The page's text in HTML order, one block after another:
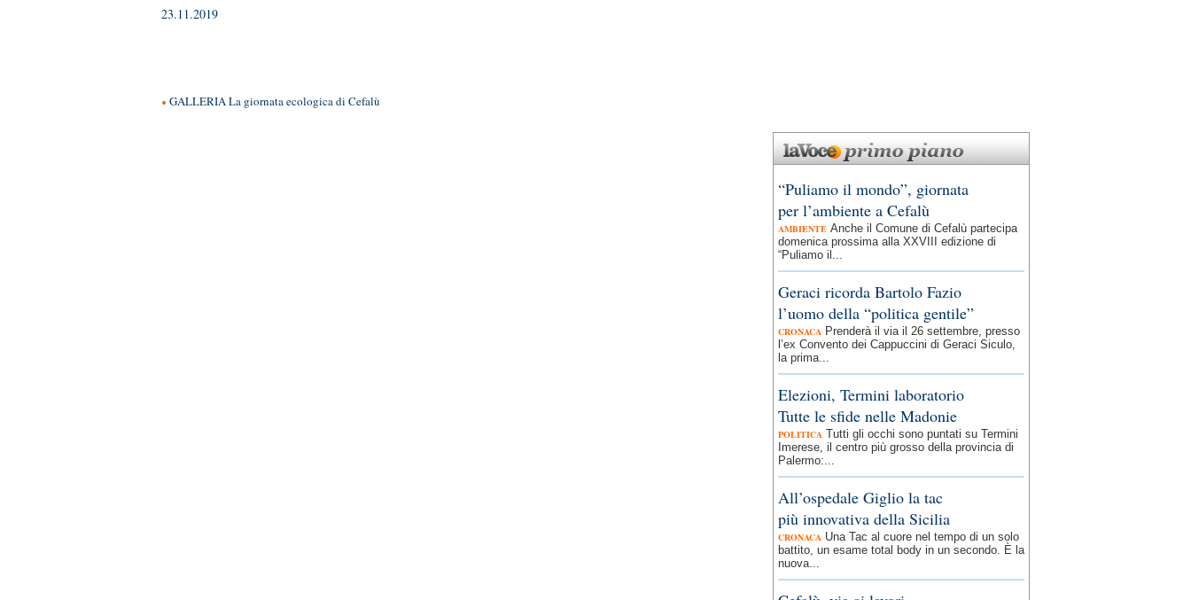
23.11.2019
GALLERIA La giornata ecologica di Cefalù
“Puliamo il mondo”, giornata
per l’ambiente a Cefalù
AMBIENTE Anche il Comune di Cefalù partecipa
domenica prossima alla XXVIII edizione di
“Puliamo il...
Geraci ricorda Bartolo Fazio
l’uomo della “politica gentile”
CRONACA Prenderà il via il 26 settembre, presso
l’ex Convento dei Cappuccini di Geraci Siculo,
la prima...
Elezioni, Termini laboratorio
Tutte le sfide nelle Madonie
POLITICA Tutti gli occhi sono puntati su Termini
Imerese, il centro più grosso della provincia di
Palermo:...
All’ospedale Giglio la tac
più innovativa della Sicilia
CRONACA Una Tac al cuore nel tempo di un solo
battito, un esame total body in un secondo. È la
nuova...